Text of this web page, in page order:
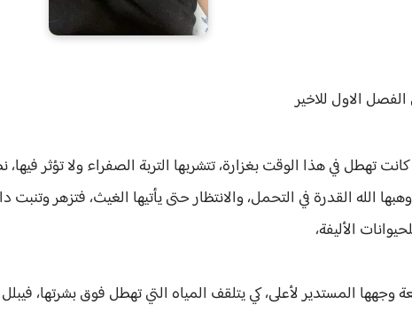
الاول للاخير
تهطل في هذا الوقت بغزارة، تتشربها التربة الصفراء ولا تؤثر
وهبها الله القدرة في التحمل، والانتظار حتى يأتيها الغيث، فتزهر
الأليفة،
المستدير لأعلى، كي يتلقف المياه التي تهطل فوق بشرتها، فيبلل